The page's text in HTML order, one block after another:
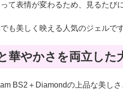
て表情が変わるため、見るたび
も美しく映える人気のジェルです
華やかさを両立した
BS2＋Diamondの上品な美し